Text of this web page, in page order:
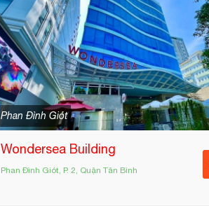
Phan Đình Giót
Wondersea Building
Phan Đình Giót, P. 2, Quận Tân Bình